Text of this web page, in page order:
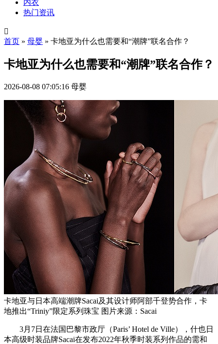
内衣
热门资讯

首页 » 母婴 » 卡地亚为什么也需要和“潮牌”联名合作？
卡地亚为什么也需要和“潮牌”联名合作？
2026-08-08 07:05:16 母婴
卡地亚与日本高端潮牌Sacai及其设计师阿部千登势合作，卡
地推出“Triniy”限定系列珠宝 图片来源：Sacai
3月7日在法国巴黎市政厅（Paris’ Hotel de Ville），什也日
本高级时装品牌Sacai在发布2022年秋季时装系列作品的需和